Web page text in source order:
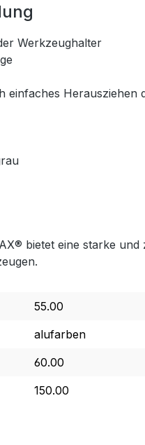
Werkzeughalter
Herausziehen
bietet eine starke
55.00
alufarben
60.00
150.00